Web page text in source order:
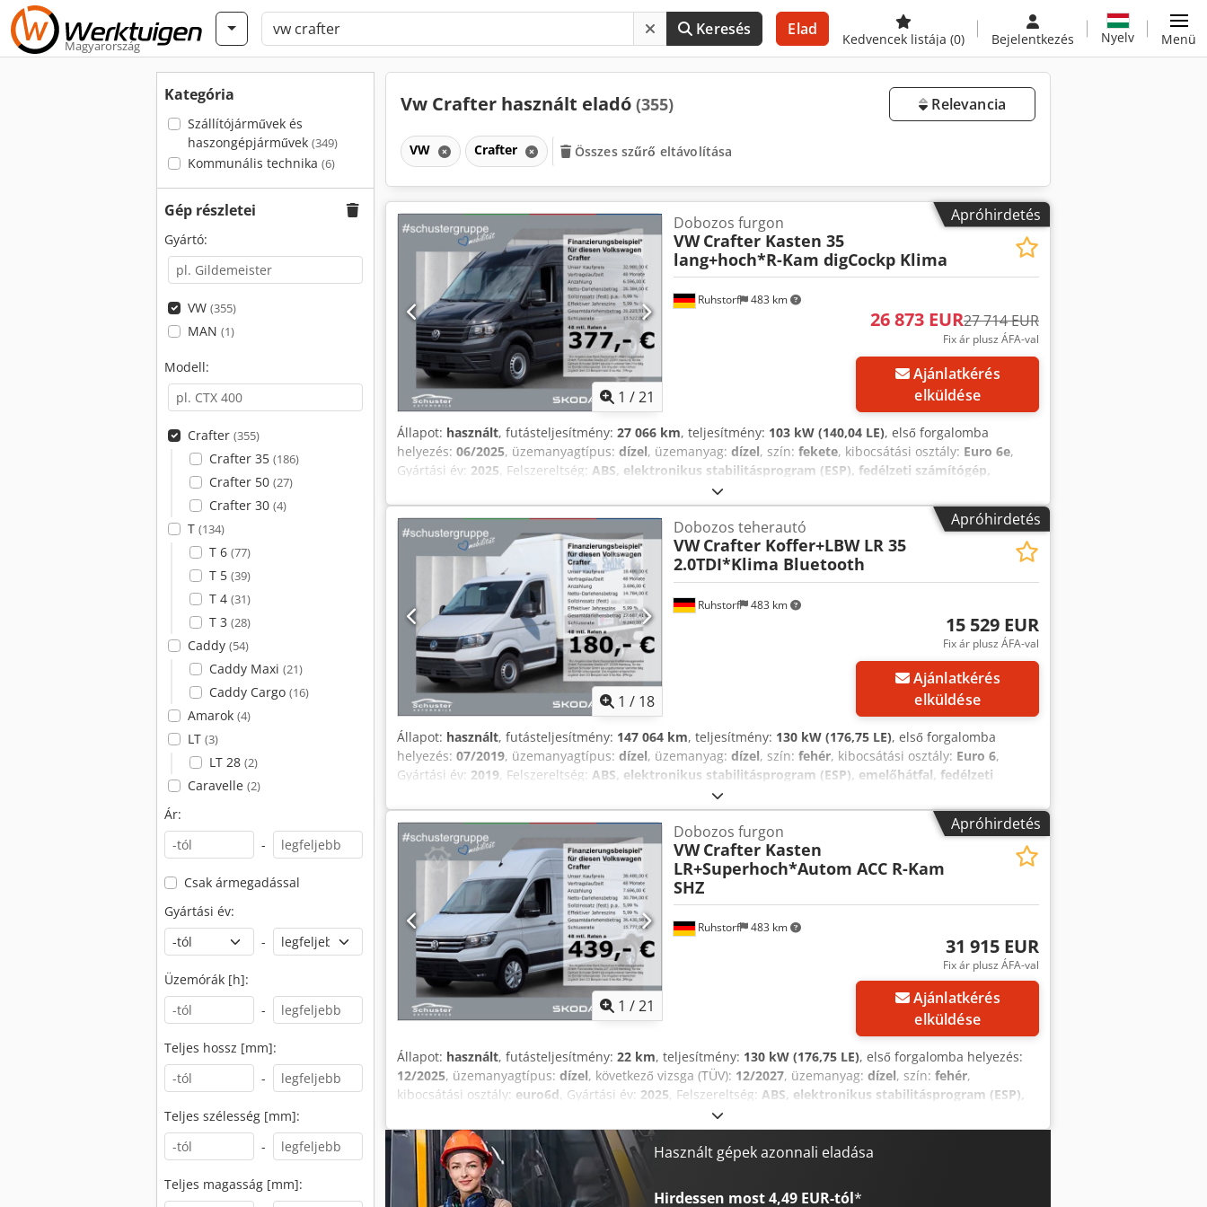
Magyarország
Keresés Elad
Kedvencek listája (0) Bejelentkezés Nyelv Menü
Kategória
Szállítójárművek és
haszongépjárművek (349)
Kommunális technika (6)
Gép részletei
Gyártó:
VW (355)
MAN (1)
Modell:
Crafter (355)
Crafter 35 (186)
Crafter 50 (27)
Crafter 30 (4)
T (134)
T 6 (77)
T 5 (39)
T 4 (31)
T 3 (28)
Caddy (54)
Caddy Maxi (21)
Caddy Cargo (16)
Amarok (4)
LT (3)
LT 28 (2)
Caravelle (2)
Ár:
-
Csak ármegadással
Gyártási év:
-
Üzemórák [h]:
-
Teljes hossz [mm]:
-
Teljes szélesség [mm]:
-
Teljes magasság [mm]:
Vw Crafter használt eladó (355) Relevancia
VW Crafter Összes szűrő eltávolítása
Apróhirdetés
1 /21
Ruhstorf 483 km
Dobozos furgon
VW Crafter Kasten 35
lang+hoch*R-Kam digCockp Klima
26 873 EUR27 714 EUR
Fix ár plusz ÁFA-val
Ajánlatkérés
elküldése
Állapot: használt, futásteljesítmény: 27 066 km, teljesítmény: 103 kW (140,04 LE), első forgalomba
helyezés: 06/2025, üzemanyagtípus: dízel, üzemanyag: dízel, szín: fekete, kibocsátási osztály: Euro 6e,
Gyártási év: 2025, Felszereltség: ABS, elektronikus stabilitásprogram (ESP), fedélzeti számítógép,
használt jármű garancia, immobilizerrendszer, kipörgésgátló, központi zár, légkondicionálás, légzsák,
teherautó regisztráció, tolóajtó, * További 1500 járművet talál honlapunkon, lízing és finanszírozás akár
önerő nélkül is lehetséges! *Áraink azonnali készpénzes átvételre vonatkoznak, azaz a kiegészítő munkák,
mint például vonóhorog utólagos beszerelése, második garnitúra gumiabroncs, szerviz, garancia,
gondtalan csomag stb. külön kerülnek felszámításra. *A legnagyobb gondosság ellenére is
előfordulhatnak hirdetési hibák, ezért ezekért felelősséget nem vállalunk! Beviteli hibák, időközbeni
értékesítés és tévedés jogát fenntartjuk. A felszereltségre és fogyasztásra vonatkozó adatok a VIN-adatok
DAT SilverDAT rendszerén keresztül történő lekérdezésén alapulnak. A VIN-adatok nem képezik a
szerződés részét. *Újautóink: A gyártói követelmények miatt előfordulhat, hogy a járművek már
rendelkeznek napijellegű vagy rövid távú forgalomba helyezéssel, vagy értékesítés előtt még megkapják
azt.* ... A változtatás, előzetes értékesítés és tévedés jogát fenntartjuk. Crsdpfxszckfus Am Tjf
Apróhirdetés
1 / 18
Ruhstorf 483 km
Dobozos teherautó
VW Crafter Koffer+LBW LR 35
2.0TDI*Klima Bluetooth
15 529 EUR
Fix ár plusz ÁFA-val
Ajánlatkérés
elküldése
Állapot: használt, futásteljesítmény: 147 064 km, teljesítmény: 130 kW (176,75 LE), első forgalomba
helyezés: 07/2019, üzemanyagtípus: dízel, üzemanyag: dízel, szín: fehér, kibocsátási osztály: Euro 6,
Gyártási év: 2019, Felszereltség: ABS, elektronikus stabilitásprogram (ESP), emelőhátfal, fedélzeti
számítógép, immobilizerrendszer, kipörgésgátló, központi zár, légkondicionálás, légzsák
1500 járművet talál honlapunkon, lízing és finanszírozás akár önerő nélkül is lehetséges! *Áraink azonnali
készpénzes átvételre vonatkoznak, azaz a kiegészítő munkák, mint például vonóhorog utólagos
beszerelése, második garnitúra gumiabroncs, szerviz, garancia, gondtalan csomag stb. külön kerülnek
felszámításra. *A legnagyobb gondosság ellenére is előfordulhatnak hirdetési hibák, ezért ezekért
felelősséget nem vállalunk! Beviteli hibák, időközbeni értékesítés és tévedés jogát fenntartjuk. A
felszereltségre és fogyasztásra vonatkozó adatok a VIN-adatok DAT SilverDAT rendszerén keresztül történő
lekérdezésén alapulnak. A VIN-adatok nem képezik a szerződés részét. *Újautóink: A gyártói
követelmények miatt előfordulhat, hogy a járművek már rendelkeznek napijellegű vagy rövid távú
forgalomba helyezéssel, vagy értékesítés előtt még megkapják azt.* ... A változtatás, előzetes értékesítés
és tévedés jogát fenntartjuk. Crsdpfx Amevzfa Ts Tof
Apróhirdetés
1 /21
Ruhstorf 483 km
Dobozos furgon
VW Crafter Kasten
LR+Superhoch*Autom ACC R-Kam
SHZ
31 915 EUR
Fix ár plusz ÁFA-val
Ajánlatkérés
elküldése
Állapot: használt, futásteljesítmény: 22 km, teljesítmény: 130 kW (176,75 LE), első forgalomba helyezés:
12/2025, üzemanyagtípus: dízel, következő vizsga (TÜV): 12/2027, üzemanyag: dízel, szín: fehér,
kibocsátási osztály: euro6d, Gyártási év: 2025, Felszereltség: ABS, elektronikus stabilitásprogram (ESP),
fedélzeti számítógép, immobilizerrendszer, kipörgésgátló, ködlámpák, központi zár, légkondicionálás,
légzsák, teherautó regisztráció, tempomat, tolóajtó, * További 1500 járművet talál honlapunkon, lízing
és finanszírozás akár önerő nélkül is lehetséges! *Áraink azonnali készpénzes átvételre vonatkoznak, azaz
a kiegészítő munkák, mint például vonóhorog utólagos beszerelése, második garnitúra gumiabroncs,
szerviz, garancia, gondtalan csomag stb. külön kerülnek felszámításra. *A legnagyobb gondosság ellenére
Használt gépek azonnali eladása
Hirdessen most 4,49 EUR-tól*